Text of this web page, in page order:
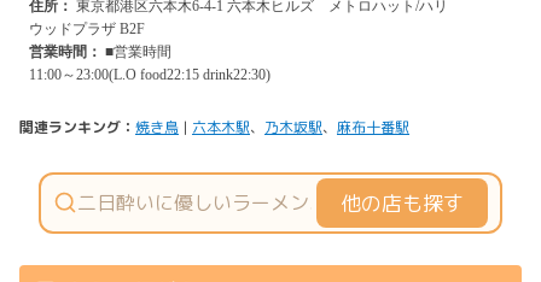
関連ランキング： 焼き鳥 | 六本木駅、 乃木坂駅、 麻布十番駅
他の店も探す